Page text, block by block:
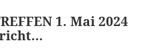
1. Mai 2024